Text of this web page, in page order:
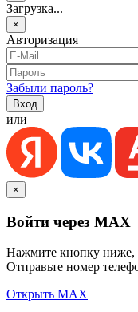
Загрузка...
×
Авторизация
Забыли пароль?
или
×
Войти через MAX
Нажмите кнопку ниже,
Отправьте номер
Открыть MAX